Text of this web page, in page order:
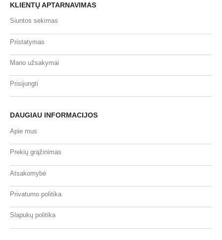
KLIENTŲ APTARNAVIMAS
Siuntos sekimas
Pristatymas
Mano užsakymai
Prisijungti
DAUGIAU INFORMACIJOS
Apie mus
Prekių grąžinimas
Atsakomybė
Privatumo politika
Slapukų politika